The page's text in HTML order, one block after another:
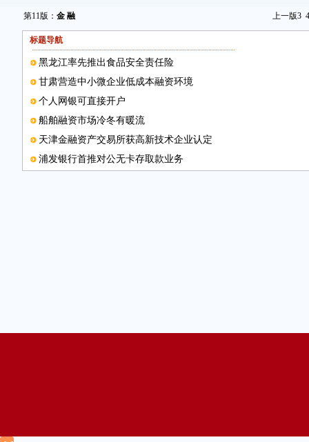
第11版： 金 融 上一版3 4
标题导航
黑龙江率先推出食品安全责任险
甘肃营造中小微企业低成本融资环境
个人网银可直接开户
船舶融资市场冷冬有暖流
天津金融资产交易所获高新技术企业认定
浦发银行首推对公无卡存取款业务